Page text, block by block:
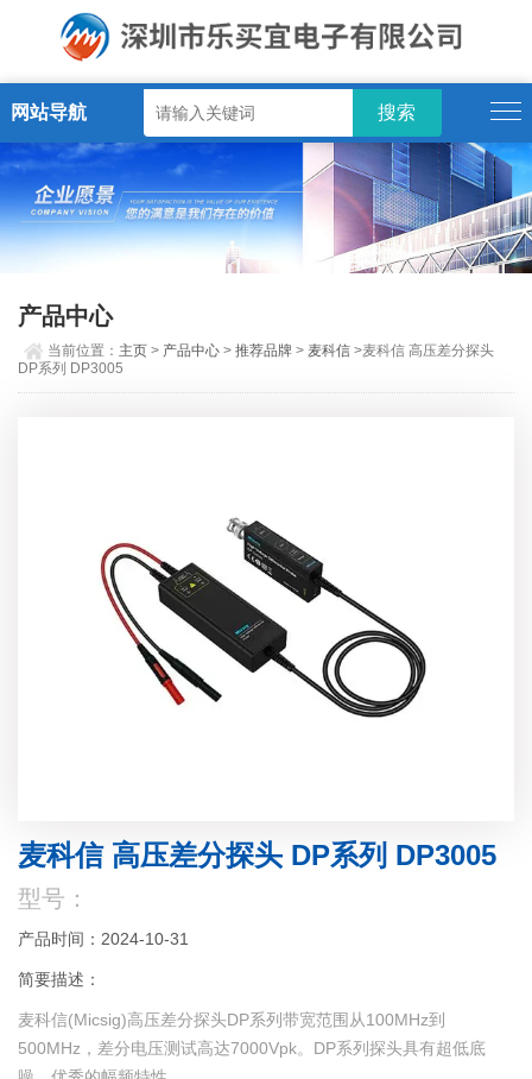
网站导航
产品中心
当前位置： 主页 > 产品中心 >推荐品牌 > 麦科信 >麦科信 高压差分探头
DP系列 DP3005
麦科信 高压差分探头 DP系列 DP3005
型号：
产品时间：2024-10-31
简要描述：
麦科信(Micsig)高压差分探头DP系列带宽范围从100MHz到
500MHz，差分电压测试高达7000Vpk。DP系列探头具有超低底